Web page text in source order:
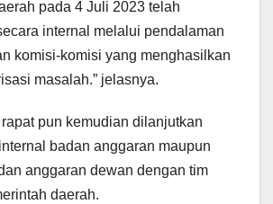
pada 4 Juli 2023 telah
internal melalui pendalaman
komisi-komisi yang menghasilkan
masalah.” jelasnya.
pun kemudian dilanjutkan
badan anggaran maupun
anggaran dewan dengan tim
daerah.